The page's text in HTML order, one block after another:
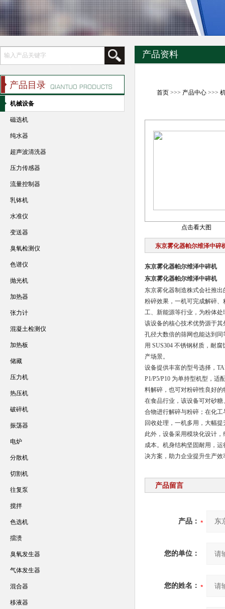
产品资料
首页>>> 产品中心>>>
点击看大图
东京雾化器帕尔维泽中碎
东京雾化器帕尔维泽中碎机
东京雾化器帕尔维泽中碎机
东京雾化器制造株式会社推
粉碎效果，一机可完成解碎
工、新能源等行业，为粉体
该设备的核心技术优势源于
孔径大数倍的筛网也能达到
用 SUS304 不锈钢材质，耐
产场景。
设备提供丰富的型号选择，
P1/P5/P10 为单持型机型，
料解碎，也可对粉碎性良好
在食品行业，该设备可对砂
合物进行解碎与粉碎；在化
回收处理，一机多用，大幅
此外，设备采用模块化设计
成本。机身结构坚固耐用，
决方案，助力企业提升生产
产品留言
产品：
您的单位：
您的姓名：
产品目录
机械设备
磁选机
纯水器
超声波清洗器
压力传感器
流量控制器
乳钵机
水准仪
变送器
臭氧检测仪
色谱仪
抛光机
加热器
张力计
混凝土检测仪
加热板
储藏
压力机
热压机
破碎机
振荡器
电炉
分散机
切割机
往复泵
搅拌
色选机
擂溃
臭氧发生器
气体发生器
混合器
移液器